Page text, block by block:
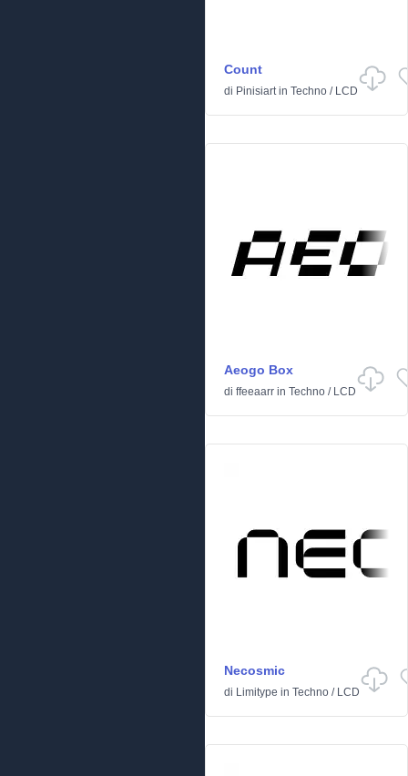
Count
di Pinisiartin Techno / LCD
Aeogo Box
di ffeeaarr in Techno / LCD
Necosmic
di Limitype in Techno / LCD